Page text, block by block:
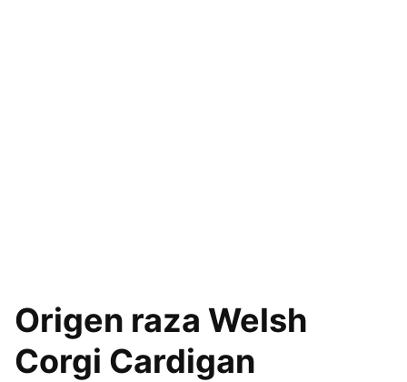
Origen raza Welsh
Corgi Cardigan